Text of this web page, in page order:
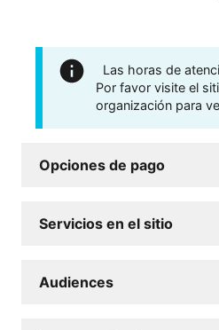
Las horas de
Por favor visite el
organización para
Opciones de pago
Servicios en el sitio
Audiences